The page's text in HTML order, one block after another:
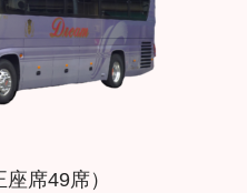
席49席）